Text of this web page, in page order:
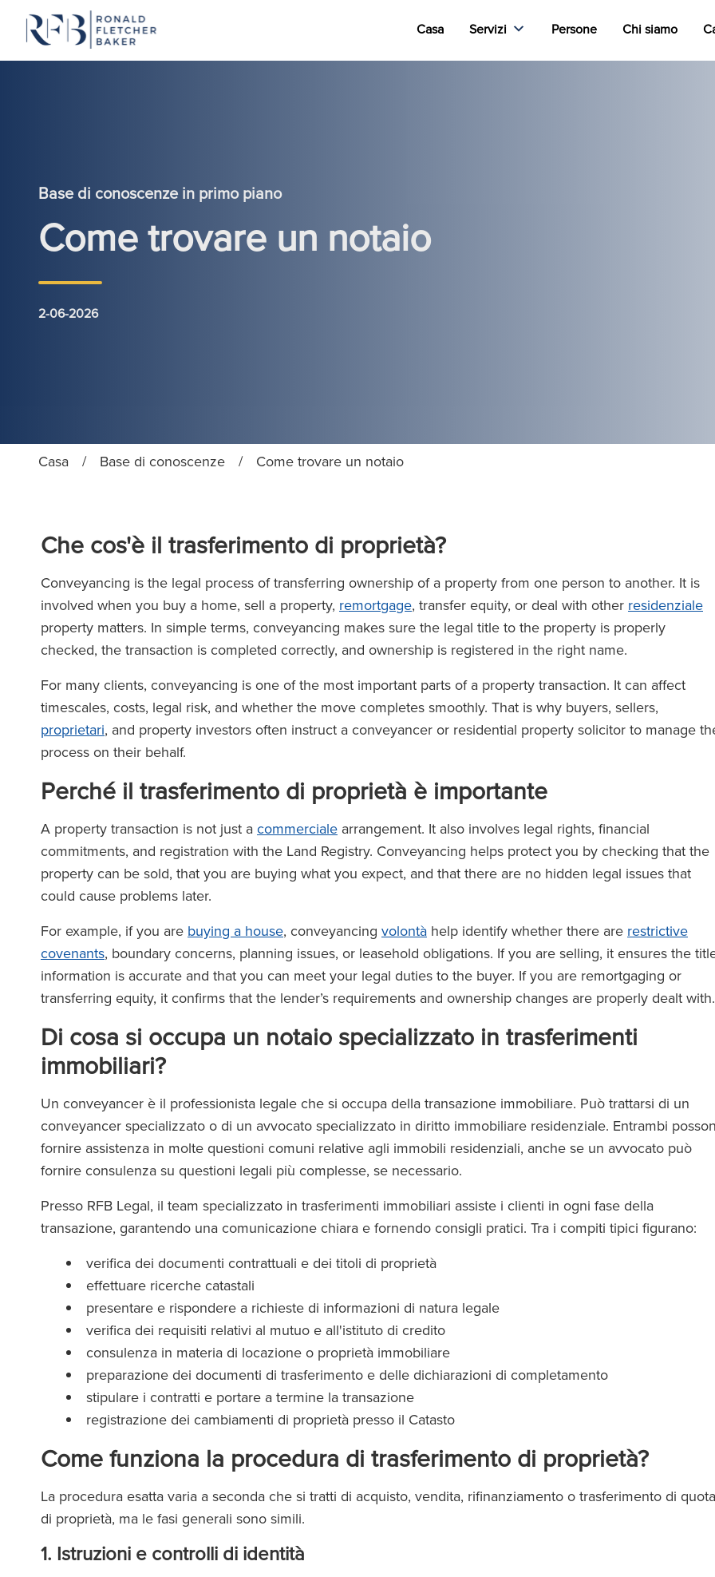
Casa Servizi Persone Chi siamo
Base di conoscenze in primo piano
Come trovare un notaio
2-06-2026
Casa / Base di conoscenze / Come trovare un notaio
Che cos'è il trasferimento di proprietà?
Conveyancing is the legal process of transferring ownership of a property from one person to another. It is
involved when you buy a home, sell a property, remortgage, transfer equity, or deal with other residenziale
property matters. In simple terms, conveyancing makes sure the legal title to the property is properly
checked, the transaction is completed correctly, and ownership is registered in the right name.
For many clients, conveyancing is one of the most important parts of a property transaction. It can affect
timescales, costs, legal risk, and whether the move completes smoothly. That is why buyers, sellers,
proprietari, and property investors often instruct a conveyancer or residential property solicitor to manage
process on their behalf.
Perché il trasferimento di proprietà è importante
A property transaction is not just a commerciale arrangement. It also involves legal rights, financial
commitments, and registration with the Land Registry. Conveyancing helps protect you by checking that the
property can be sold, that you are buying what you expect, and that there are no hidden legal issues that
could cause problems later.
For example, if you are buying a house, conveyancing volontà help identify whether there are restrictive
covenants, boundary concerns, planning issues, or leasehold obligations. If you are selling, it ensures the
information is accurate and that you can meet your legal duties to the buyer. If you are remortgaging or
transferring equity, it confirms that the lender’s requirements and ownership changes are properly dealt with.
Di cosa si occupa un notaio specializzato in trasferimenti
immobiliari?
Un conveyancer è il professionista legale che si occupa della transazione immobiliare. Può trattarsi di un
conveyancer specializzato o di un avvocato specializzato in diritto immobiliare residenziale. Entrambi
fornire assistenza in molte questioni comuni relative agli immobili residenziali, anche se un avvocato può
fornire consulenza su questioni legali più complesse, se necessario.
Presso RFB Legal, il team specializzato in trasferimenti immobiliari assiste i clienti in ogni fase della
transazione, garantendo una comunicazione chiara e fornendo consigli pratici. Tra i compiti tipici figurano:
verifica dei documenti contrattuali e dei titoli di proprietà
effettuare ricerche catastali
presentare e rispondere a richieste di informazioni di natura legale
verifica dei requisiti relativi al mutuo e all'istituto di credito
consulenza in materia di locazione o proprietà immobiliare
preparazione dei documenti di trasferimento e delle dichiarazioni di completamento
stipulare i contratti e portare a termine la transazione
registrazione dei cambiamenti di proprietà presso il Catasto
Come funziona la procedura di trasferimento di proprietà?
La procedura esatta varia a seconda che si tratti di acquisto, vendita, rifinanziamento o trasferimento di quota
di proprietà, ma le fasi generali sono simili.
1. Istruzioni e controlli di identità